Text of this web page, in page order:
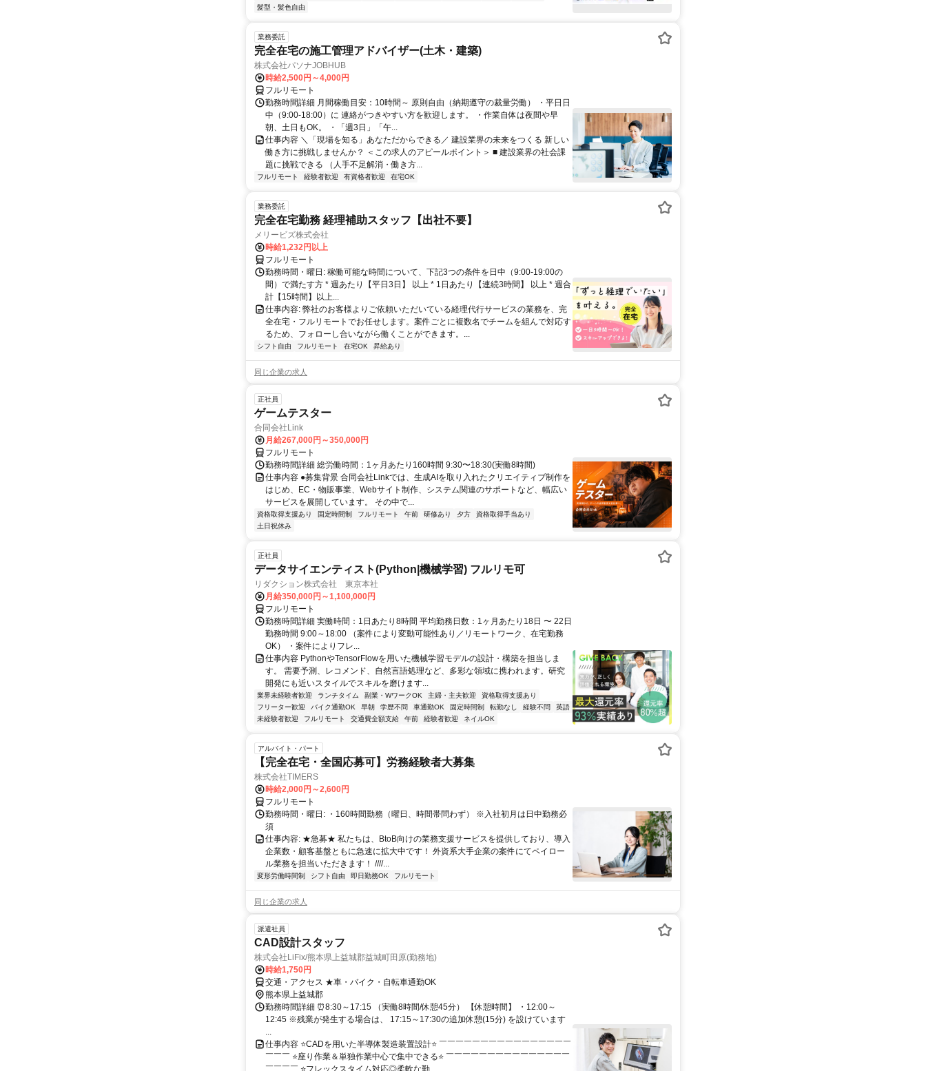
髪型・髪色自由
業務委託
完全在宅の施工管理アドバイザー(土木・建築)
株式会社パソナJOBHUB
時給2,500円～4,000円
フルリモート
勤務時間詳細 月間稼働目安：10時間～ 原則自由（納期遵守の裁量労働） ・平日日
中（9:00-18:00）に 連絡がつきやすい方を歓迎します。 ・作業自体は夜間や早
朝、土日もOK。 ・「週3日」「午...
仕事内容 ＼「現場を知る」あなただからできる／ 建設業界の未来をつくる 新しい
働き方に挑戦しませんか？ ＜この求人のアピールポイント＞ ■ 建設業界の社会課
題に挑戦できる （人手不足解消・働き方...
フルリモート 経験者歓迎 有資格者歓迎 在宅OK
業務委託
完全在宅勤務 経理補助スタッフ【出社不要】
メリービズ株式会社
時給1,232円以上
フルリモート
勤務時間・曜日: 稼働可能な時間について、下記3つの条件を日中（9:00-19:00の
間）で満たす方 * 週あたり【平日3日】 以上 * 1日あたり【連続3時間】 以上 * 週合
計【15時間】以上...
仕事内容: 弊社のお客様よりご依頼いただいている経理代行サービスの業務を、完
全在宅・フルリモートでお任せします。案件ごとに複数名でチームを組んで対応す
るため、フォローし合いながら働くことができます。...
シフト自由 フルリモート 在宅OK 昇給あり
同じ企業の求人
正社員
ゲームテスター
合同会社Link
月給267,000円～350,000円
フルリモート
勤務時間詳細 総労働時間：1ヶ月あたり160時間 9:30〜18:30(実働8時間)
仕事内容 ●募集背景 合同会社Linkでは、生成AIを取り入れたクリエイティブ制作を
はじめ、EC・物販事業、Webサイト制作、システム関連のサポートなど、幅広い
サービスを展開しています。 その中で...
資格取得支援あり 固定時間制 フルリモート 午前 研修あり 夕方
資格取得手当あり
土日祝休み
正社員
データサイエンティスト(Python|機械学習) フルリモ可
リダクション株式会社 東京本社
月給350,000円～1,100,000円
フルリモート
勤務時間詳細 実働時間：1日あたり8時間 平均勤務日数：1ヶ月あたり18日 〜 22日
勤務時間 9:00～18:00 （案件により変動可能性あり／リモートワーク、在宅勤務
OK） ・案件によりフレ...
仕事内容 PythonやTensorFlowを用いた機械学習モデルの設計・構築を担当しま
す。 需要予測、レコメンド、自然言語処理など、多彩な領域に携われます。研究
開発にも近いスタイルでスキルを磨けます...
業界未経験者歓迎 ランチタイム 副業・WワークOK 主婦・主夫歓迎
資格取得支援あり
フリーター歓迎
バイク通勤OK 早朝 学歴不問 車通勤OK 固定時間制 転勤なし 経験不問
英語
未経験者歓迎
フルリモート 交通費全額支給 午前 経験者歓迎 ネイルOK
アルバイト・パート
【完全在宅・全国応募可】労務経験者大募集
株式会社TIMERS
時給2,000円～2,600円
フルリモート
勤務時間・曜日: ・160時間勤務（曜日、時間帯問わず） ※入社初月は日中勤務必
須
仕事内容: ★急募★ 私たちは、BtoB向けの業務支援サービスを提供しており、導入
企業数・顧客基盤ともに急速に拡大中です！ 外資系大手企業の案件にてペイロー
ル業務を担当いただきます！ ////...
変形労働時間制 シフト自由 即日勤務OK フルリモート
同じ企業の求人
派遣社員
CAD設計スタッフ
株式会社LiFix/熊本県上益城郡益城町田原(勤務地)
時給1,750円
交通・アクセス ★車・バイク・自転車通勤OK
熊本県上益城郡
勤務時間詳細 ⏰8:30～17:15 （実働8時間/休憩45分） 【休憩時間】 ・12:00～
12:45 ※残業が発生する場合は、 17:15～17:30の追加休憩(15分) を設けています
...
仕事内容 ⭐CADを用いた半導体製造装置設計⭐ ￣￣￣￣￣￣￣￣￣￣￣￣￣￣￣￣
￣￣￣ ⭐座り作業＆単独作業中心で集中できる⭐ ￣￣￣￣￣￣￣￣￣￣￣￣￣￣￣
￣￣￣￣ ⭐フレックスタイム対応◎柔軟な勤...